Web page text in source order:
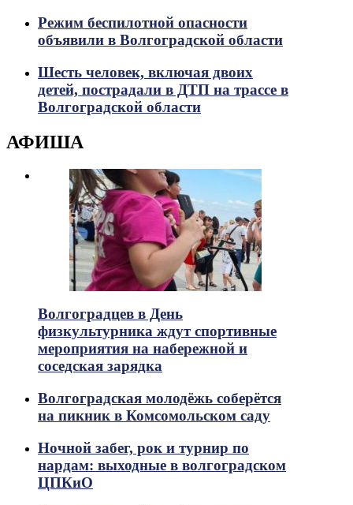
Режим беспилотной опасности
объявили в Волгоградской области
Шесть человек, включая двоих
детей, пострадали в ДТП на трассе в
Волгоградской области
АФИША
Волгоградцев в День
физкультурника ждут спортивные
мероприятия на набережной и
соседская зарядка
Волгоградская молодёжь соберётся
на пикник в Комсомольском саду
Ночной забег, рок и турнир по
нардам: выходные в волгоградском
ЦПКиО